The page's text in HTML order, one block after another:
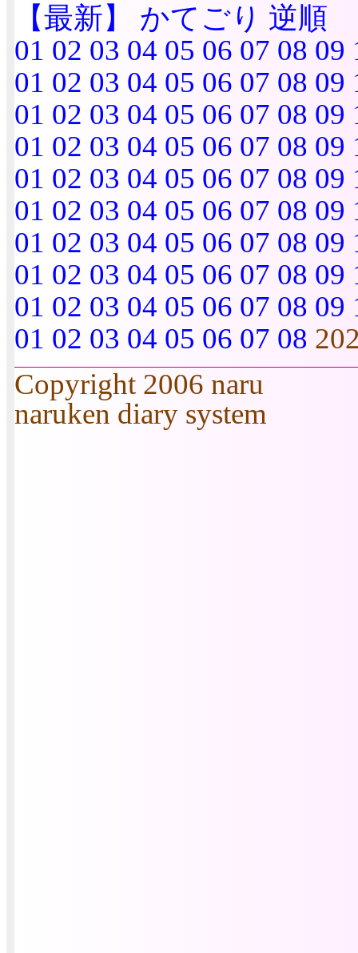
【最新】 かてごり 逆順
01 02 03 04 05 06 07 08 09
01 02 03 04 05 06 07 08 09
01 02 03 04 05 06 07 08 09
01 02 03 04 05 06 07 08 09
01 02 03 04 05 06 07 08 09
01 02 03 04 05 06 07 08 09
01 02 03 04 05 06 07 08 09
01 02 03 04 05 06 07 08 09
01 02 03 04 05 06 07 08 09
01 02 03 04 05 06 07 08
Copyright 2006 naru
naruken diary system